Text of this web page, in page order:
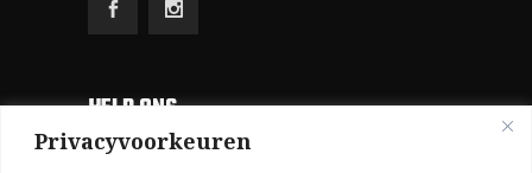
Privacyvoorkeuren
HELP ONS